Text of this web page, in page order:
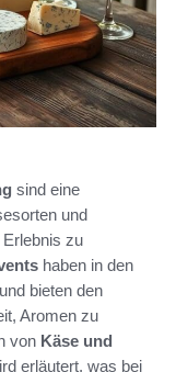
sind eine
und
zu
haben in den
bieten den
Aromen zu
von Käse und
erläutert, was bei